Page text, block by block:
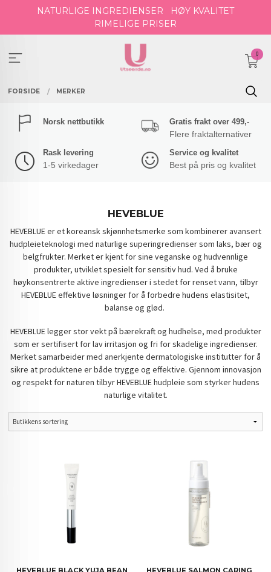
NATURLIGE INGREDIENSER
HØY KVALITET
RIMELIGE PRISER
0
FORSIDE MERKER
Norsk nettbutikk Gratis frakt over 499,-
Flere fraktalternativer
Rask levering
1-5 virkedager
Service og kvalitet
Best på pris og kvalitet
HEVEBLUE
HEVEBLUE er et koreansk skjønnhetsmerke som kombinerer avansert
hudpleieteknologi med naturlige superingredienser som laks, bær og
belgfrukter. Merket er kjent for sine veganske og hudvennlige
produkter, utviklet spesielt for sensitiv hud. Ved å bruke
høykonsentrerte aktive ingredienser i stedet for renset vann, tilbyr
HEVEBLUE effektive løsninger for å forbedre hudens elastisitet,
balanse og glød.
HEVEBLUE legger stor vekt på bærekraft og hudhelse, med produkter
som er sertifisert for lav irritasjon og fri for skadelige ingredienser.
Merket samarbeider med anerkjente dermatologiske institutter for å
sikre at produktene er både trygge og effektive. Gjennom innovasjon
og respekt for naturen tilbyr HEVEBLUE hudpleie som styrker hudens
naturlige vitalitet.
HEVEBLUE BLACK YUJA BEAN
HEVEBLUE SALMON CARING